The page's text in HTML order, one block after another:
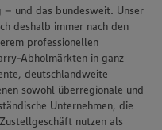
und das bundesweit. Unser
deshalb immer nach den
professionellen
Abholmärkten in ganz
deutschlandweite
sowohl überregionale und
Unternehmen, die
nutzen als